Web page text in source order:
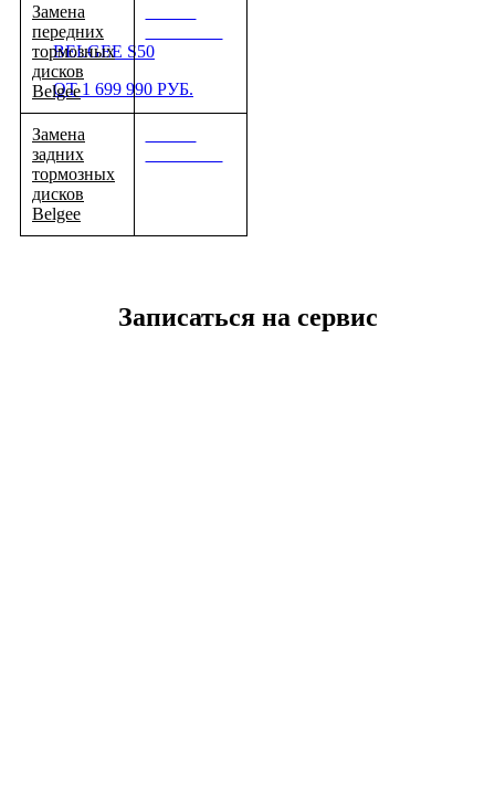
BELGEE S50
ОТ 1 699 990 РУБ.
Замена
передних
тормозных
дисков
Belgee
Замена
задних
тормозных
дисков
Belgee
Записаться на сервис